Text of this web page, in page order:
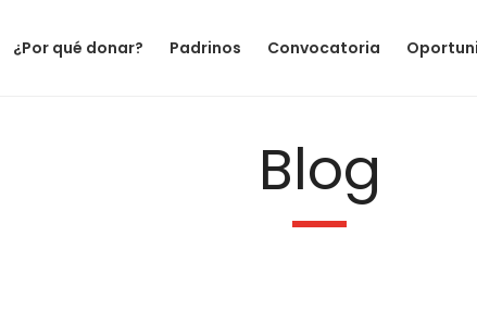
¿Por qué donar? Padrinos Convocatoria
Blog